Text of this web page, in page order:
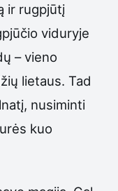
ir rugpjūtį
viduryje
– vieno
lietaus. Tad
nusiminti
kuo